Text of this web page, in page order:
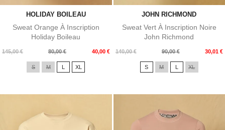
HOLIDAY BOILEAU
Sweat Orange À Inscription
Holiday Boileau
145,00 €
Prix
80,00 € 40,00 €
Prix
S M XL
JOHN RICHMOND
Sweat Vert À Inscription Noire
John Richmond
140,00 €
Prix
90,00 € 30,01 €
Prix
S M XL